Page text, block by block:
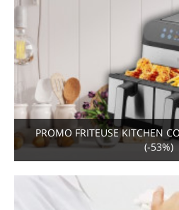
PROMO FRITEUSE KITCHEN
(-53%)